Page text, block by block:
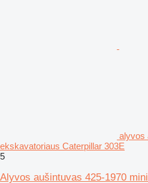
alyvos
ekskavatoriaus Caterpillar 303E
5
Alyvos aušintuvas 425-1970